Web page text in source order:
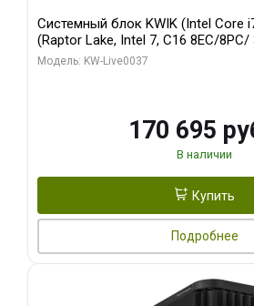
Системный блок KWIK (Intel Core
(Raptor Lake, Intel 7, C16 8EC/
модуля)/ Gigabyte RTX5070 AERO
Модель: KW-Live0037
170 695
В наличии
Купить
Подробнее